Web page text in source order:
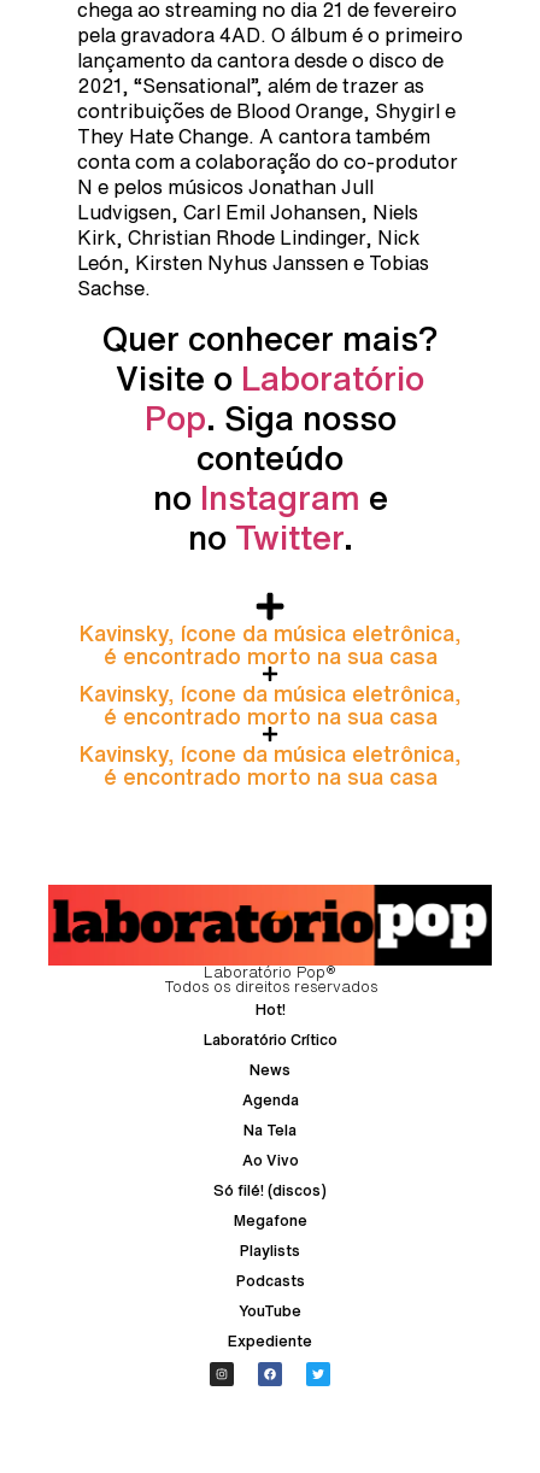
chega ao streaming no dia 21 de fevereiro
pela gravadora 4AD. O álbum é o primeiro
lançamento da cantora desde o disco de
2021, “Sensational”, além de trazer as
contribuições de Blood Orange, Shygirl e
They Hate Change. A cantora também
conta com a colaboração do co-produtor
N e pelos músicos Jonathan Jull
Ludvigsen, Carl Emil Johansen, Niels
Kirk, Christian Rhode Lindinger, Nick
León, Kirsten Nyhus Janssen e Tobias
Sachse.
Quer conhecer mais?
Visite o Laboratório
Pop. Siga nosso
conteúdo
no Instagram e
no Twitter.
Kavinsky, ícone da música eletrônica,
é encontrado morto na sua casa
Kavinsky, ícone da música eletrônica,
é encontrado morto na sua casa
Kavinsky, ícone da música eletrônica,
é encontrado morto na sua casa
Laboratório Pop®
Todos os direitos reservados
Hot!
Laboratório Crítico
News
Agenda
Na Tela
Ao Vivo
Só filé! (discos)
Megafone
Playlists
Podcasts
YouTube
Expediente